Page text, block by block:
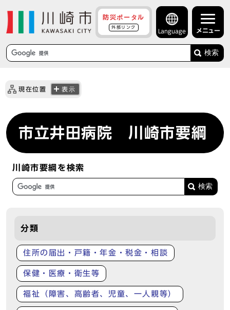
防災ポータル
外部リンク
Language メニュー
検索
現在位置 表示
市立井田病院 川崎市要綱
川崎市要綱を検索
分類
住所の届出・戸籍・年金・税金・相談
保健・医療・衛生等
福祉（障害、高齢者、児童、一人親等）